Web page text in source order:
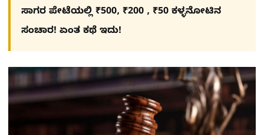
ಸಾಗರ ಪೇಟೆಯಲ್ಲಿ ₹500, ₹200 , ₹50 ಕಳ್ಳನೋಟಿನ
ಸಂಚಾರ! ಏಂತ ಕಥೆ ಇದು!